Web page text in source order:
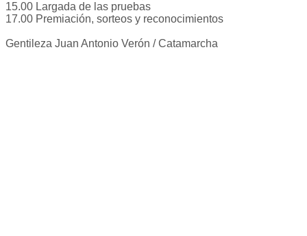
15.00 Largada de las pruebas
17.00 Premiación, sorteos y reconocimientos
Gentileza Juan Antonio Verón / Catamarcha